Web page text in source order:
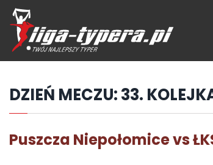
Przejdź
hdo
treści
DZIEŃ MECZU:33.
Puszcza Niepołomice vs